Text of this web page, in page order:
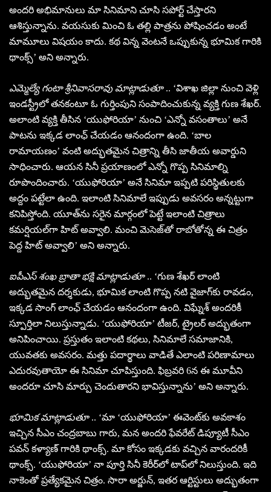
అందరి అభిమానులు మా సినిమాని చూసి సపోర్ట్ చేస్తారని
ఆశిస్తున్నాను. వయసుకు మించి ఓ తల్లి పాత్రను పోషించడం అంటే
మామూలు విషయం కాదు. కథ విన్న వెంటనే ఒప్పుకున్న భూమిక గారికి
థాంక్స్’ అని అన్నారు.
ఎమ్మెల్యే గంటా శ్రీనివాసరావు మాట్లాడుతూ.. ‘విశాఖ జిల్లా నుంచి వెళ్లి
ఇండస్ట్రీలో తనకంటూ ఓ గుర్తింపుని సంపాదించుకున్న వ్యక్తి గుణ శేఖర్.
అలాంటి వ్యక్తి తీసిన ‘యుఫోరియా’ నుంచి ‘ఎన్నో వసంతాలు’ అనే
పాటను ఇక్కడ లాంఛ్ చేయడం ఆనందంగా ఉంది. ‘బాల
రామాయణం’ వంటి అద్భుతమైన చిత్రాన్ని తీసి జాతీయ అవార్డుని
సాధించారు. ఆయన సినీ ప్రయాణంలో ఎన్నో గొప్ప సినిమాల్ని
రూపొందించారు. ‘యుఫోరియా’ అనే సినిమా ఇప్పటి పరిస్థితులకు
అద్దం పట్టేలా ఉంది. ఇలాంటి సినిమాలే ఇప్పుడు అవసరం అన్నట్టుగా
కనిపిస్తోంది. యూత్‌ను సరైన మార్గంలో పెట్టే ఇలాంటి చిత్రాలు
కమర్షియల్‌గా హిట్ అవ్వాలి. మంచి మెసెజ్‌తో రాబోతోన్న ఈ చిత్రం
పెద్ద హిట్ అవ్వాలి’ అని అన్నారు.
ఐపీఎస్ శంఖ బ్రాతా భక్షి మాట్లాడుతూ.. ‘గుణ శేఖర్ లాంటి
అద్భుతమైన దర్శకుడు, భూమిక లాంటి గొప్ప నటి వైజాగ్‌కు రావడం,
ఇక్కడ సాంగ్ లాంఛ్ చేయడం ఆనందంగా ఉంది. విఘ్నేశ్ అందరికీ
స్పూర్తిలా నిలుస్తున్నాడు. ‘యుఫోరియా’ టీజర్, ట్రైలర్ అద్భుతంగా
అనిపించాయి. ప్రస్తుతం ఇలాంటి కథలు, సినిమాలే సమాజానికి,
యువతకు అవసరం. మత్తు పదార్థాలు వాడితే ఎలాంటి పరిణామాలు
ఎదురవుతాయో ఈ సినిమా చూపిస్తుంది. ఫిబ్రవరి 6న ఈ మూవీని
అందరూ చూసి మార్పు చెందుతారని భావిస్తున్నాను’ అని అన్నారు.
భూమిక మాట్లాడుతూ.. ‘మా ‘యుఫోరియా’ ఈవెంట్‌కు అవకాశం
ఇచ్చిన సీఎం చంద్రబాబు గారు, మన అందరి ఫేవరేట్ డిప్యూటీ సీఎం
పవన్ కళ్యాణ్ గారికి థాంక్స్. మా కోసం ఇక్కడకు వచ్చిన వారందరికీ
థాంక్స్. ‘యుఫోరియా’ నా పూర్తి సినీ కెరీర్‌లో టాప్‌లో నిలుస్తుంది. ఇది
నాకెంతో ప్రత్యేకమైన చిత్రం. సారా అర్జున్, ఇతర ఆర్టిస్టులు అద్భుతంగా